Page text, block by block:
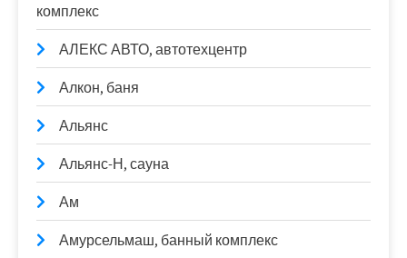
комплекс
АЛЕКС АВТО, автотехцентр
Алкон, баня
Альянс
Альянс-Н, сауна
Ам
Амурсельмаш, банный комплекс